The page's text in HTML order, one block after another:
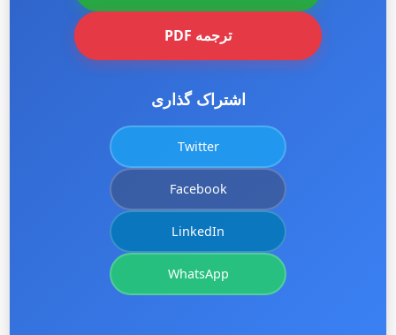
ترجمه PDF
اشتراک گذاری
Twitter
Facebook
LinkedIn
WhatsApp